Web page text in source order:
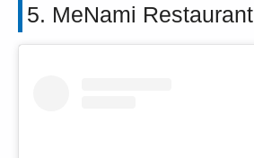
5. MeNami Restaurant